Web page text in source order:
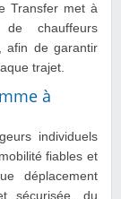
Transfer met à
chauffeurs
afin de garantir
trajet.
à
individuels
fiables et
déplacement
sécurisée, du